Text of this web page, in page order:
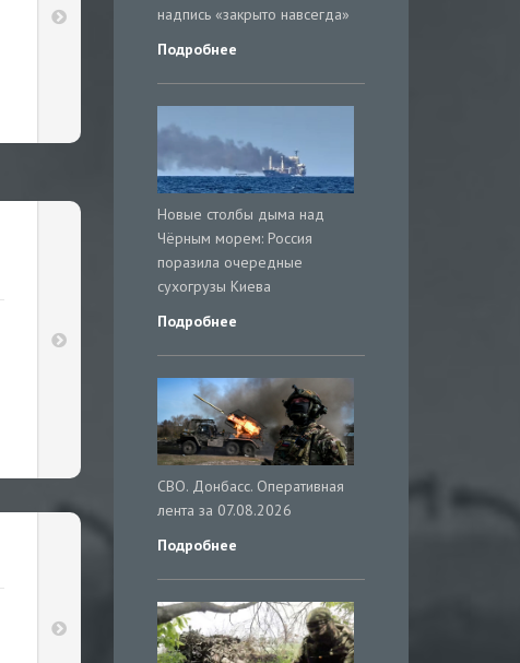
надпись «закрыто навсегда»
Подробнее
Новые столбы дыма над
Чёрным морем: Россия
поразила очередные
сухогрузы Киева
Подробнее
СВО. Донбасс. Оперативная
лента за 07.08.2026
Подробнее